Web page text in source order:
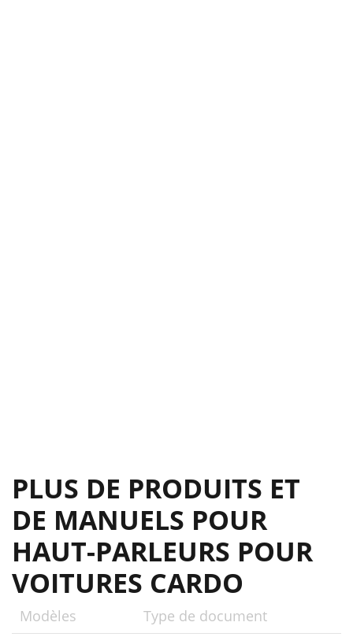
PLUS DE PRODUITS ET
DE MANUELS POUR
HAUT-PARLEURS POUR
VOITURES CARDO
Modèles Type de document